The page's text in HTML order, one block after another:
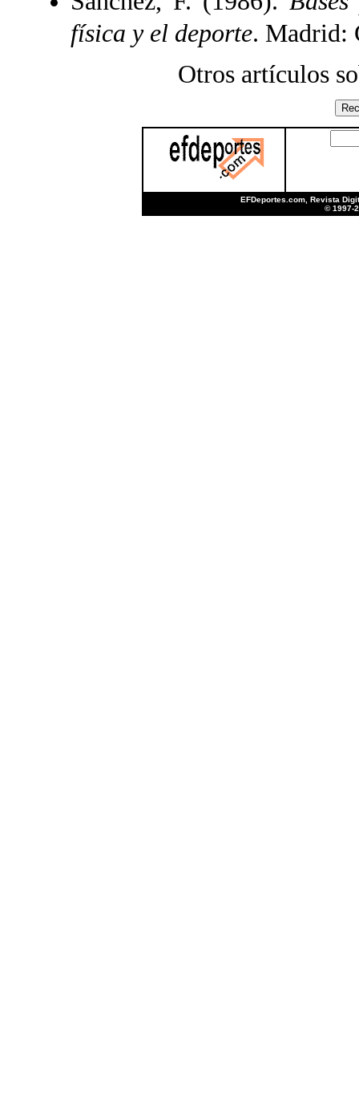
física y el deporte. Madrid:
Otros artículos
EFDeportes.com, Revista
© 1997-